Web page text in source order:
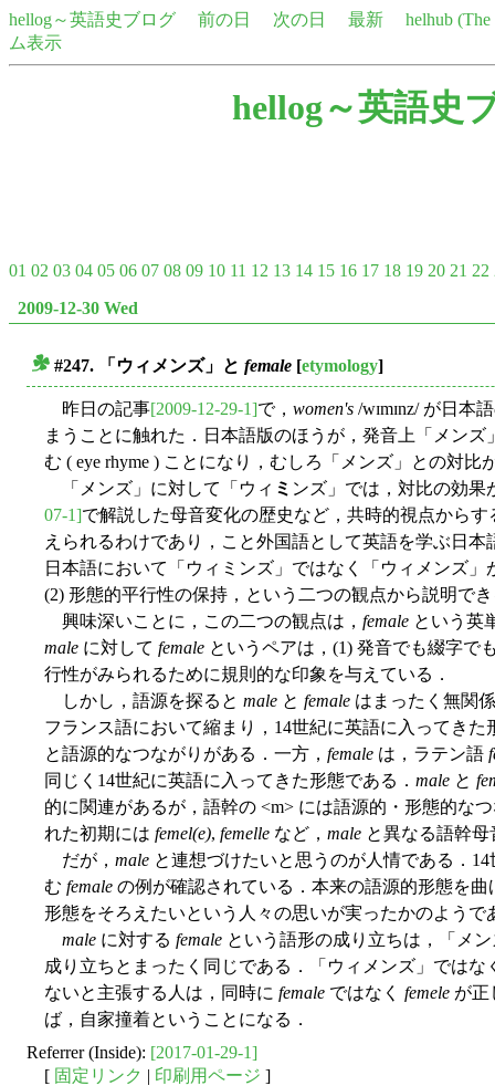
hellog～英語史ブログ 前の日 次の日 最新
helhub
ム表示
hellog～英語史
01 02 03 04 05 06 07 08 09 10 11 12 13 14 15 16 17 18 19 20 21 22
2009-12-30 Wed
#247. 「ウィメンズ」と female [etymology]
昨日の記事[2009-12-29-1]で， women's /wɪmɪnz/ が日本
まうことに触れた．日本語版のほうが，発音上「メン
む ( eye rhyme ) ことになり，むしろ「メンズ」との対
「メンズ」に対して「ウィ ミ ンズ」では，対比の効果
07-1]で解説した母音変化の歴史など，共時的視点から
えられるわけであり，こと外国語として英語を学ぶ日
日本語において「ウィミンズ」ではなく「ウィメンズ
(2) 形態的平行性の保持，という二つの観点から説明で
興味深いことに，この二つの観点は， female という英
male に対して female というペアは，(1) 発音でも綴字で
行性がみられるために規則的な印象を与えている．
しかし，語源を探ると male と female はまったく無関
フランス語において縮まり，14世紀に英語に入ってき
と語源的なつながりがある．一方， female は，ラテン語
同じく14世紀に英語に入ってきた形態である． male と
的に関連があるが，語幹の <m> には語源的・形態的な
れた初期には femel(e), femelle など， male と異なる語幹
だが， male と連想づけたいと思うのが人情である．
む female の例が確認されている．本来の語源的形態を
形態をそろえたいという人々の思いが実ったかのようで
male に対する female という語形の成り立ちは，「メ
成り立ちとまったく同じである．「ウィメンズ」では
ないと主張する人は，同時に female ではなく femele が正
ば，自家撞着ということになる．
Referrer (Inside): [2017-01-29-1]
[ 固定リンク | 印刷用ページ ]